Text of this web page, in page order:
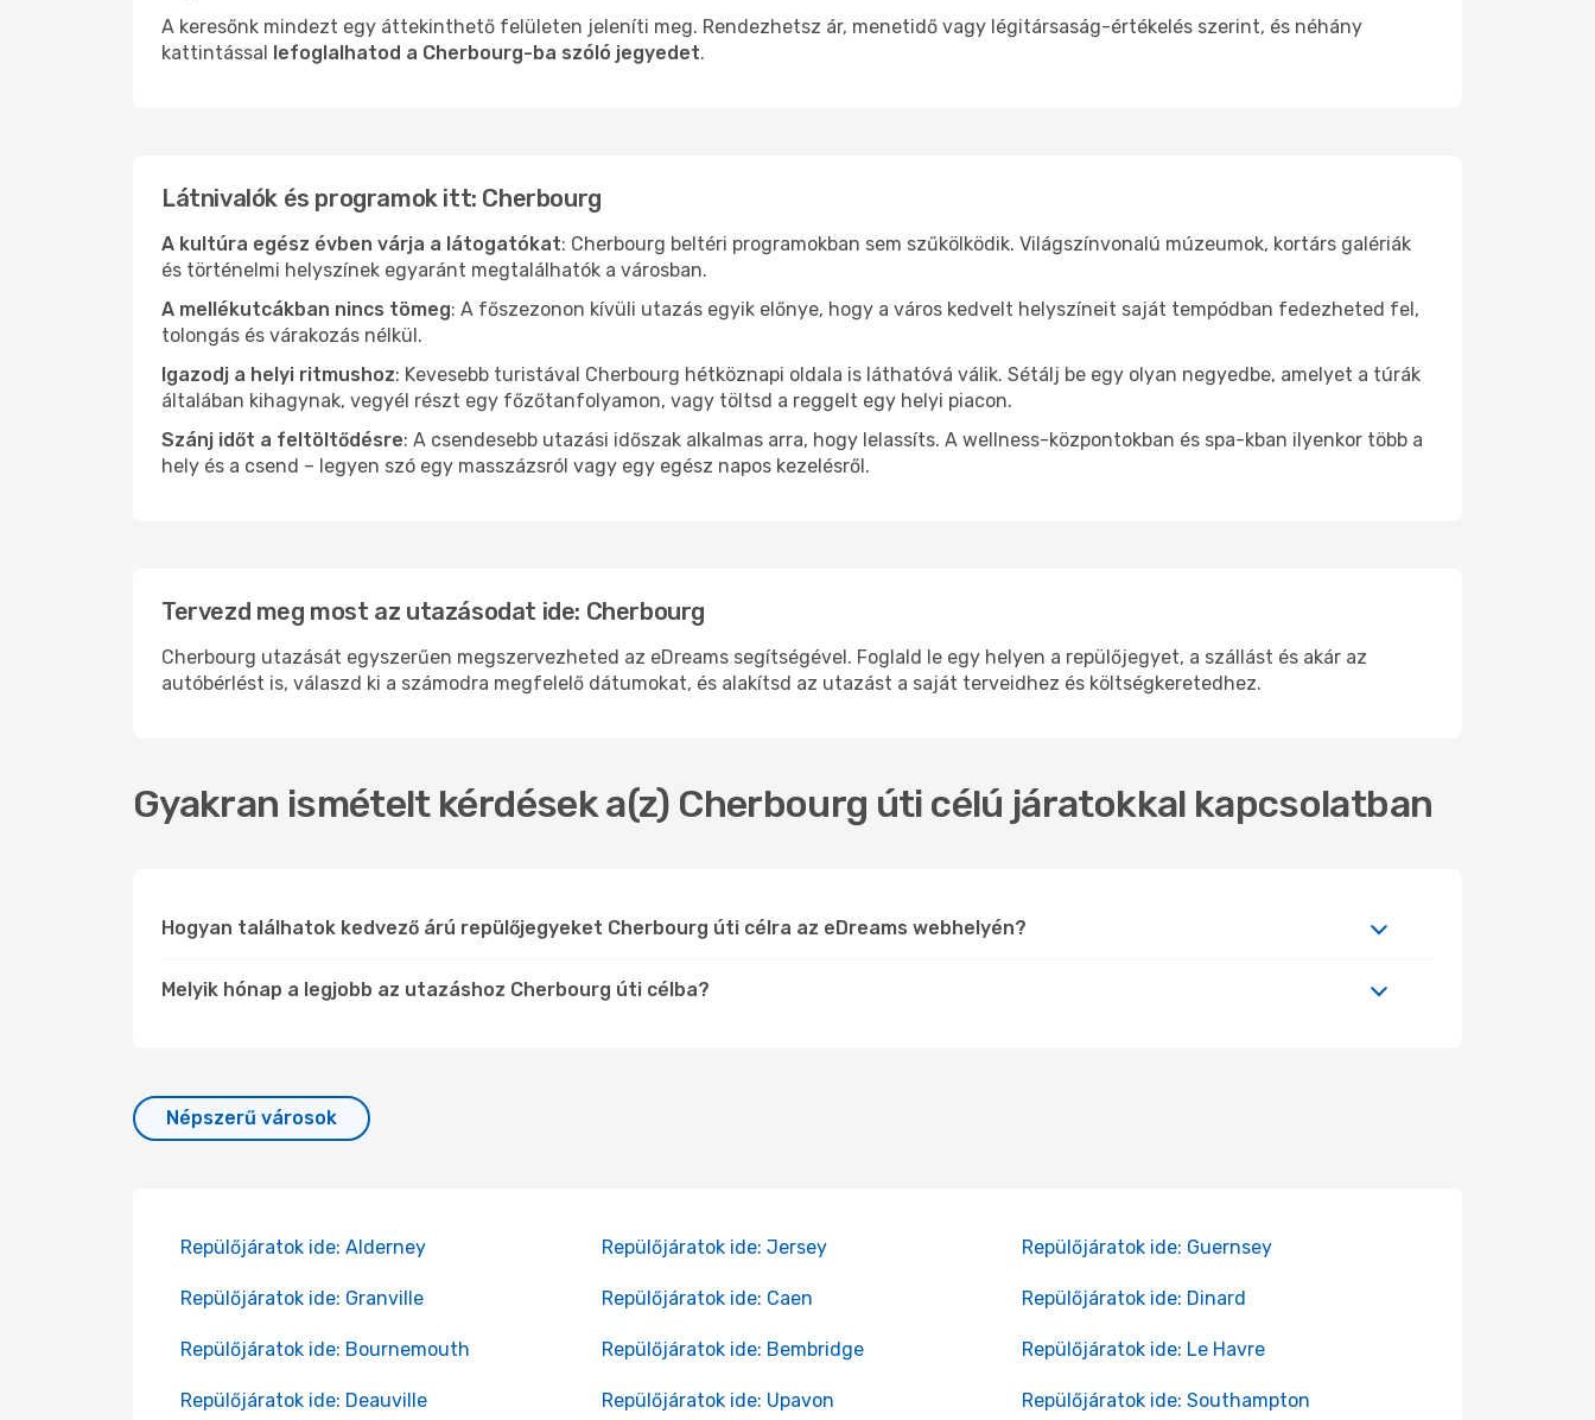
A keresőnk mindezt egy áttekinthető felületen jeleníti meg. Rendezhetsz ár, menetidő vagy légitársaság-értékelés szerint, és néhány
kattintással lefoglalhatod a Cherbourg-ba szóló jegyedet.
Látnivalók és programok itt: Cherbourg
A kultúra egész évben várja a látogatókat: Cherbourg beltéri programokban sem szűkölködik. Világszínvonalú múzeumok, kortárs galériák
és történelmi helyszínek egyaránt megtalálhatók a városban.
A mellékutcákban nincs tömeg: A főszezonon kívüli utazás egyik előnye, hogy a város kedvelt helyszíneit saját tempódban fedezheted fel,
tolongás és várakozás nélkül.
Igazodj a helyi ritmushoz: Kevesebb turistával Cherbourg hétköznapi oldala is láthatóvá válik. Sétálj be egy olyan negyedbe, amelyet a túrák
általában kihagynak, vegyél részt egy főzőtanfolyamon, vagy töltsd a reggelt egy helyi piacon.
Szánj időt a feltöltődésre: A csendesebb utazási időszak alkalmas arra, hogy lelassíts. A wellness-központokban és spa-kban ilyenkor több a
hely és a csend – legyen szó egy masszázsról vagy egy egész napos kezelésről.
Tervezd meg most az utazásodat ide: Cherbourg
Cherbourg utazását egyszerűen megszervezheted az eDreams segítségével. Foglald le egy helyen a repülőjegyet, a szállást és akár az
autóbérlést is, válaszd ki a számodra megfelelő dátumokat, és alakítsd az utazást a saját terveidhez és költségkeretedhez.
Gyakran ismételt kérdések a(z) Cherbourg úti célú járatokkal kapcsolatban
Hogyan találhatok kedvező árú repülőjegyeket Cherbourg úti célra az eDreams webhelyén?
Melyik hónap a legjobb az utazáshoz Cherbourg úti célba?
Népszerű városok
Repülőjáratok ide: Alderney Repülőjáratok ide: Jersey Repülőjáratok ide: Guernsey
Repülőjáratok ide: Granville Repülőjáratok ide: Caen Repülőjáratok ide: Dinard
Repülőjáratok ide: Bournemouth Repülőjáratok ide: Bembridge Repülőjáratok ide: Le Havre
Repülőjáratok ide: Deauville Repülőjáratok ide: Upavon Repülőjáratok ide: Southampton